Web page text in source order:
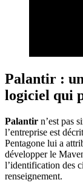
Palantir :
logiciel qui
Palantir n’est pas
l’entreprise est
Pentagone lui a
développer le
l’identification des
renseignement.